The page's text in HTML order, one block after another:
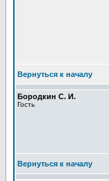
Вернуться к началу
Бородкин С. И.
Гость
Вернуться к началу